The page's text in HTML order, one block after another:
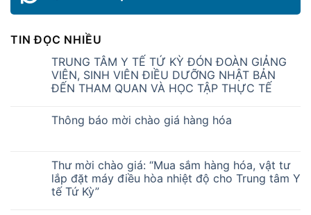
TIN ĐỌC NHIỀU
TRUNG TÂM Y TẾ TỨ KỲ ĐÓN ĐOÀN GIẢNG
VIÊN, SINH VIÊN ĐIỀU DƯỠNG NHẬT BẢN
ĐẾN THAM QUAN VÀ HỌC TẬP THỰC TẾ
Thông báo mời chào giá hàng hóa
Thư mời chào giá: “Mua sắm hàng hóa, vật tư
lắp đặt máy điều hòa nhiệt độ cho Trung tâm Y
tế Tứ Kỳ”